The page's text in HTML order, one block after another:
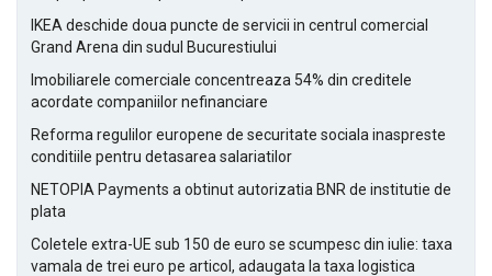
IKEA deschide doua puncte de servicii in centrul comercial
Grand Arena din sudul Bucurestiului
Imobiliarele comerciale concentreaza 54% din creditele
acordate companiilor nefinanciare
Reforma regulilor europene de securitate sociala inaspreste
conditiile pentru detasarea salariatilor
NETOPIA Payments a obtinut autorizatia BNR de institutie de
plata
Coletele extra-UE sub 150 de euro se scumpesc din iulie: taxa
vamala de trei euro pe articol, adaugata la taxa logistica